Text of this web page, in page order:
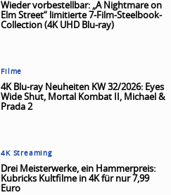
Wieder vorbestellbar: „A Nightmare on
Elm Street“ limitierte 7-Film-Steelbook-
Collection (4K UHD Blu-ray)
Filme
4K Blu-ray Neuheiten KW 32/2026: Eyes
Wide Shut, Mortal Kombat II, Michael &
Prada 2
4K Streaming
Drei Meisterwerke, ein Hammerpreis:
Kubricks Kultfilme in 4K für nur 7,99
Euro